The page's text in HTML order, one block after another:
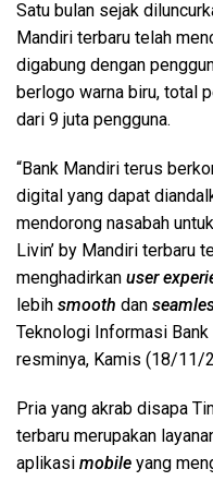
Satu bulan sejak
Mandiri terbaru telah
digabung dengan
berlogo warna biru, total
dari 9 juta pengguna.
“Bank Mandiri terus
digital yang dapat
mendorong nasabah untuk
Livin’ by Mandiri terbaru
menghadirkan user
lebih smooth dan
Teknologi Informasi
resminya, Kamis (18/11/
Pria yang akrab disapa
terbaru merupakan
aplikasi mobile yang